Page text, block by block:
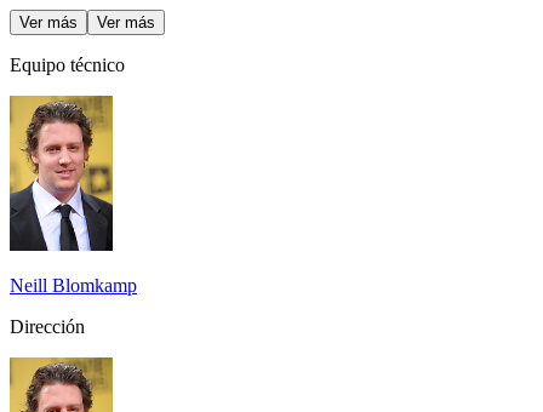
Ver más Ver más
Equipo técnico
Neill Blomkamp
Dirección